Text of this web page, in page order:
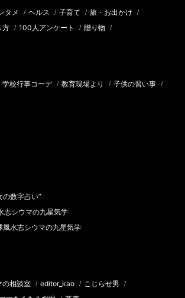
タメ / ヘルス / 子育て / 旅・お出かけ /
方 / 100人アンケート / 贈り物 /
学校行事コーデ / 教育現場より / 子供の習い事 /
の数字占い”
志シウマの九星気学
風水志シウマの九星気学
の相談室 / editor_kao / こじらせ男 /